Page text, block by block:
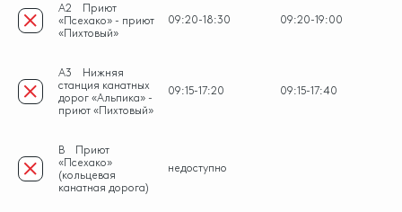
A2
Приют
«Псехако» - приют
«Пихтовый»
09:20-18:30 09:20-19:00
A3
Нижняя
станция канатных
дорог «Альпика» -
приют «Пихтовый»
09:15-17:20 09:15-17:40
B
Приют
«Псехако»
(кольцевая
канатная дорога)
недоступно